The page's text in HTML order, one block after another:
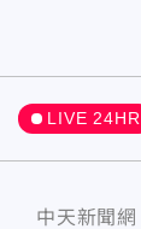
LIVE 24HR
中天新聞網